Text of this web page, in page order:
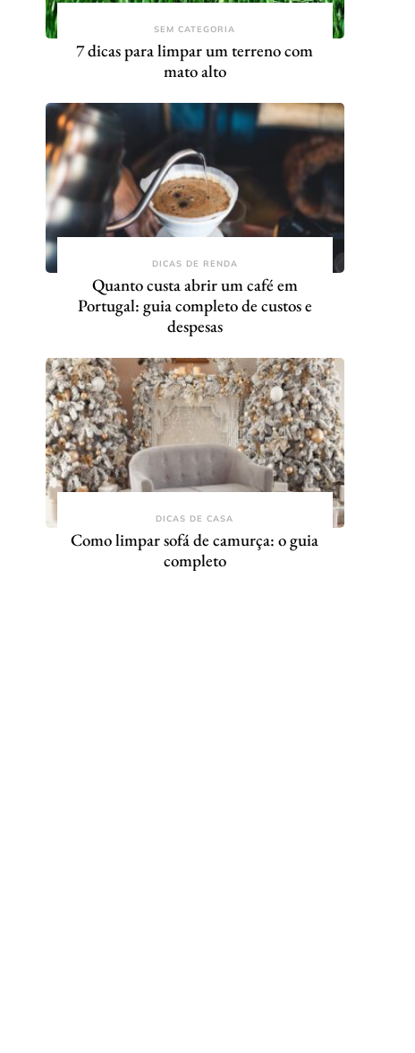
SEM CATEGORIA
7 dicas para limpar um terreno com
mato alto
DICAS DE RENDA
Quanto custa abrir um café em
Portugal: guia completo de custos e
despesas
DICAS DE CASA
Como limpar sofá de camurça: o guia
completo